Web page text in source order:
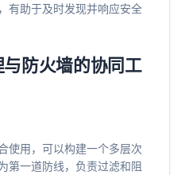
有助于及时发现并响应安全
防火墙的协同工
使用，可以构建一个多层次
第一道防线，负责过滤和阻